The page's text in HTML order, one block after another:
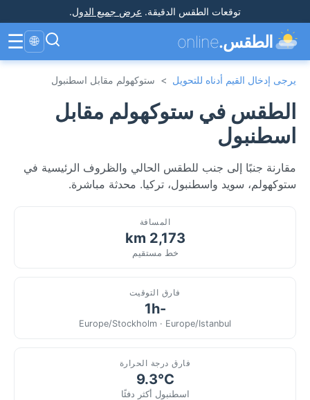
توقعات الطقس الدقيقة. عرض جميع الدول.
الطقس.online
🌐
☰
يرجى إدخال القيم أدناه للتحويل > ستوكهولم مقابل اسطنبول
الطقس في ستوكهولم مقابل
اسطنبول
مقارنة جنبًا إلى جنب للطقس الحالي والظروف الرئيسية في
ستوكهولم، سويد واسطنبول، تركيا. محدثة مباشرة.
المسافة
2,173 km
خط مستقيم
فارق التوقيت
-1h
Europe/Stockholm · Europe/Istanbul
فارق درجة الحرارة
9.3°C
اسطنبول أكثر دفئًا